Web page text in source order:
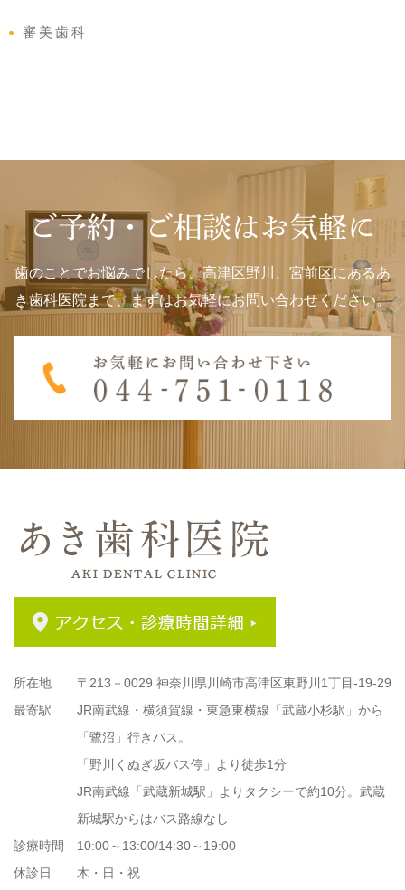
審美歯科
ご予約・ご相談はお気軽に
歯のことでお悩みでしたら、高津区野川、宮前区にあるあ
き歯科医院まで、まずはお気軽にお問い合わせください。
所在地
〒213－0029 神奈川県川崎市高津区東野川1丁目-19-29
最寄駅
JR南武線・横須賀線・東急東横線「武蔵小杉駅」から
「鷺沼」行きバス。
「野川くぬぎ坂バス停」より徒歩1分
JR南武線「武蔵新城駅」よりタクシーで約10分。武蔵
新城駅からはバス路線なし
診療時間
10:00～13:00/14:30～19:00
休診日
木・日・祝